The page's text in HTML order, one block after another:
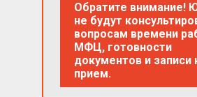
Обратите внимание!
не будут
вопросам времени
МФЦ, готовности
документов и записи
прием.